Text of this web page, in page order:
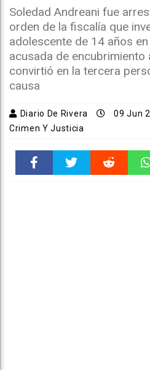
Soledad Andreani fue
orden de la fiscalía que
adolescente de 14 años
acusada de encubrimiento
convirtió en la tercera
causa
Diario De Rivera 09 Jun
Crimen Y Justicia